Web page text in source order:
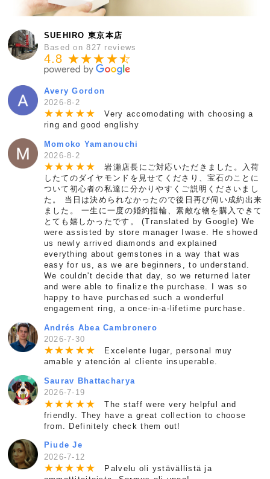
SUEHIRO 東京本店
Based on 827 reviews
4.8 ★★★★★
☆
Avery Gordon
2026-8-2
★★★ ★★
Very accomodating with choosing a
ring and good englishy
Momoko Yamanouchi
2026-8-2
★★★ ★★
岩瀬店長にご対応いただきました。入荷
したてのダイヤモンドを見せてくださり、宝石のことに
ついて初心者の私達に分かりやすくご説明くださいまし
た。 当日は決められなかったので後日再び伺い成約出来
ました。 一生に一度の婚約指輪、素敵な物を購入できて
とても嬉しかったです。 (Translated by Google) We
were assisted by store manager Iwase. He showed
us newly arrived diamonds and explained
everything about gemstones in a way that was
easy for us, as we are beginners, to understand.
We couldn't decide that day, so we returned later
and were able to finalize the purchase. I was so
happy to have purchased such a wonderful
engagement ring, a once-in-a-lifetime purchase.
Andrés Abea Cambronero
2026-7-30
★★★ ★★
Excelente lugar, personal muy
amable y atención al cliente insuperable.
Saurav Bhattacharya
2026-7-19
★★★ ★★
The staff were very helpful and
friendly. They have a great collection to choose
from. Definitely check them out!
Piude Je
2026-7-12
★★★ ★★
Palvelu oli ystävällistä ja